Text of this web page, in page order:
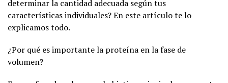
determinar la cantidad adecuada según tus
características individuales? En este artículo te lo
explicamos todo.
¿Por qué es importante la proteína en la fase de
volumen?